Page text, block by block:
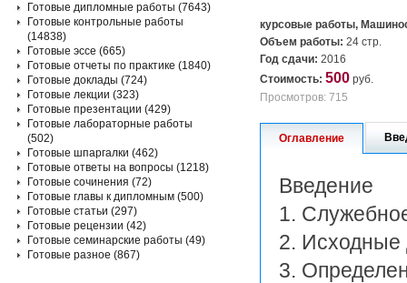
курсовые работы,
Объем работы: 24 стр.
Год сдачи: 2016
Стоимость: 500 руб.
Просмотров: 715
Оглавление
Введение
1.
2.
3.
Готовые дипломные работы (7643)
Готовые контрольные работы
(14838)
Готовые эссе (665)
Готовые отчеты по практике (1840)
Готовые доклады (724)
Готовые лекции (323)
Готовые презентации (429)
Готовые лабораторные работы
(502)
Готовые шпаргалки (462)
Готовые ответы на вопросы (1218)
Готовые сочинения (72)
Готовые главы к дипломным (500)
Готовые статьи (297)
Готовые рецензии (42)
Готовые семинарские работы (49)
Готовые разное (867)